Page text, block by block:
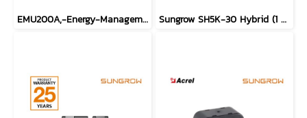
EMU200A,-Energy-Management-Unit-Logger Sungrow SH5K-30 Hybrid (1 Phase) (ประกัน 10ปี)